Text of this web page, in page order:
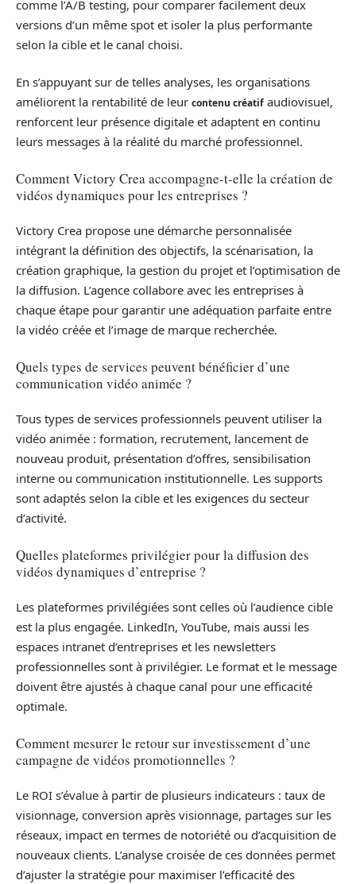
comme l’A/B testing, pour comparer facilement deux
versions d’un même spot et isoler la plus performante
selon la cible et le canal choisi.
En s’appuyant sur de telles analyses, les organisations
améliorent la rentabilité de leur contenu créatif audiovisuel,
renforcent leur présence digitale et adaptent en continu
leurs messages à la réalité du marché professionnel.
Comment Victory Crea accompagne-t-elle la création de
vidéos dynamiques pour les entreprises ?
Victory Crea propose une démarche personnalisée
intégrant la définition des objectifs, la scénarisation, la
création graphique, la gestion du projet et l’optimisation de
la diffusion. L’agence collabore avec les entreprises à
chaque étape pour garantir une adéquation parfaite entre
la vidéo créée et l’image de marque recherchée.
Quels types de services peuvent bénéficier d’une
communication vidéo animée ?
Tous types de services professionnels peuvent utiliser la
vidéo animée : formation, recrutement, lancement de
nouveau produit, présentation d’offres, sensibilisation
interne ou communication institutionnelle. Les supports
sont adaptés selon la cible et les exigences du secteur
d’activité.
Quelles plateformes privilégier pour la diffusion des
vidéos dynamiques d’entreprise ?
Les plateformes privilégiées sont celles où l’audience cible
est la plus engagée. LinkedIn, YouTube, mais aussi les
espaces intranet d’entreprises et les newsletters
professionnelles sont à privilégier. Le format et le message
doivent être ajustés à chaque canal pour une efficacité
optimale.
Comment mesurer le retour sur investissement d’une
campagne de vidéos promotionnelles ?
Le ROI s’évalue à partir de plusieurs indicateurs : taux de
visionnage, conversion après visionnage, partages sur les
réseaux, impact en termes de notoriété ou d’acquisition de
nouveaux clients. L’analyse croisée de ces données permet
d’ajuster la stratégie pour maximiser l’efficacité des